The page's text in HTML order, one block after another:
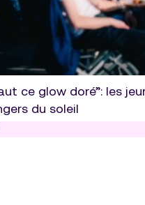
ce glow doré”: les
du soleil